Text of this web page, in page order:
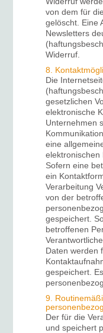
von dem für
gelöscht. Eine
Newsletters
Widerruf.
8.
Die
gesetzlichen
elektronische
Unternehmen
eine
elektronischen
Sofern eine
ein
Verarbeitung
von der
gespeichert.
betroffenen
Daten werden
gespeichert.
9.
Der für die
und speichert